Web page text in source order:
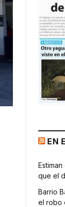
EN
que el
Barrio
el robo